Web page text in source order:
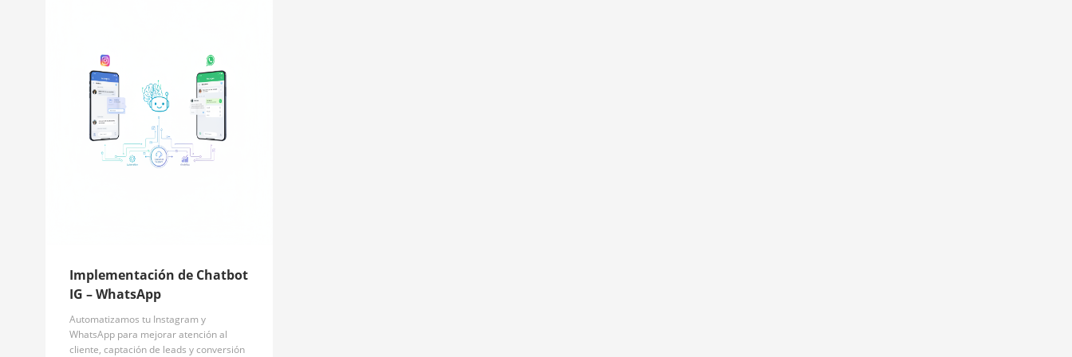
Implementación de Chatbot
IG – WhatsApp
Automatizamos tu Instagram y
WhatsApp para mejorar atención al
cliente, captación de leads y conversión